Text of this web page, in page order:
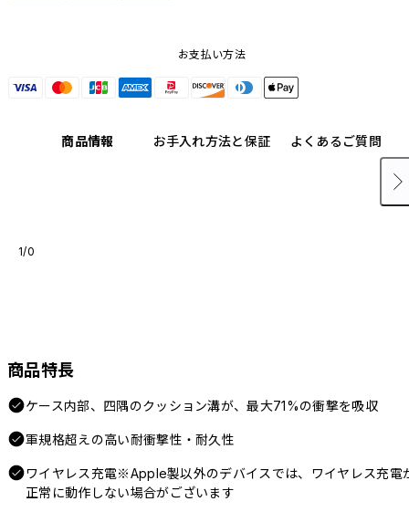
お支払い方法
商品情報 お手入れ方法と保証 よくあるご質問
1/0
商品特長
ケース内部、四隅のクッション溝が、最大71%の衝撃を吸収
軍規格超えの高い耐衝撃性・耐久性
ワイヤレス充電※Apple製以外のデバイスでは、ワイヤレス充電
正常に動作しない場合がございます